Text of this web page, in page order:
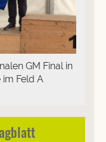
GM Final in
Feld A